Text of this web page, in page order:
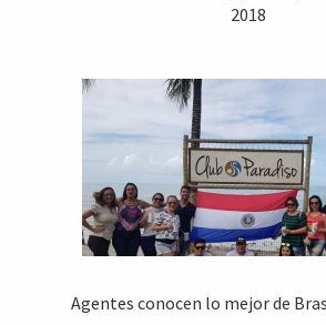
2018
Agentes conocen lo mejor de